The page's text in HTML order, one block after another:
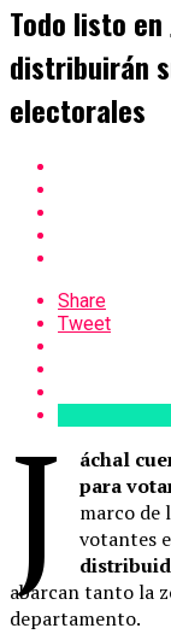
Todo listo
distribuirán
electorales
Share
Tweet
J
áchal
para
marco de
votantes
abarcan tanto la
departamento.